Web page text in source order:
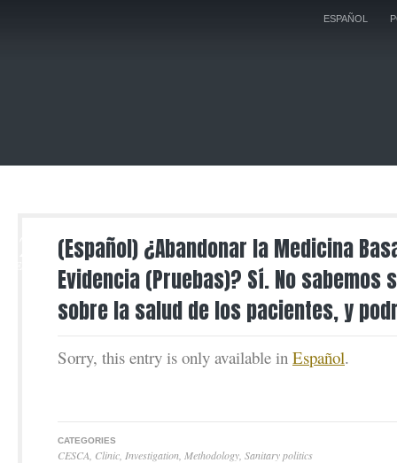
ESPAÑOL
(Español) ¿Abandonar la Medicina
Evidencia (Pruebas)? Sí. No sabemos
sobre la salud de los pacientes, y
Sorry, this entry is only available in Español.
CATEGORIES
CESCA Clinic Investigation Methodology Sanitary politics